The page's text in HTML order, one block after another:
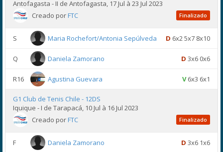
Antofagasta - II de Antofagasta, 17 Jul à 23 Jul 2023
Creado porFTC Finalizado
S Maria Rochefort/Antonia Sepúlveda D 6x2 5x7 8x10
Q Daniela Zamorano D 3x6 0x6
R16 Agustina Guevara V6x3 6x1
G1 Club de Tenis Chile - 12DS
Iquique - I de Tarapacá, 10 Jul à 16 Jul 2023
Creado porFTC Finalizado
F Daniela Zamorano D 3x6 1x6